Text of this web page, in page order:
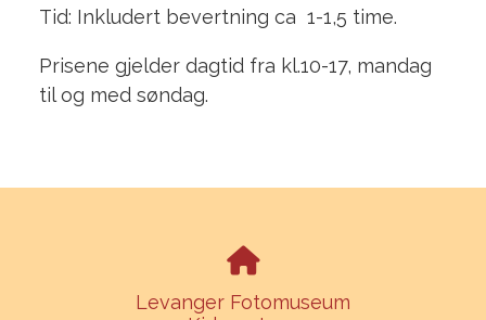
Tid: Inkludert bevertning ca 1-1,5 time.
Prisene gjelder dagtid fra kl.10-17, mandag
til og med søndag.
Levanger Fotomuseum